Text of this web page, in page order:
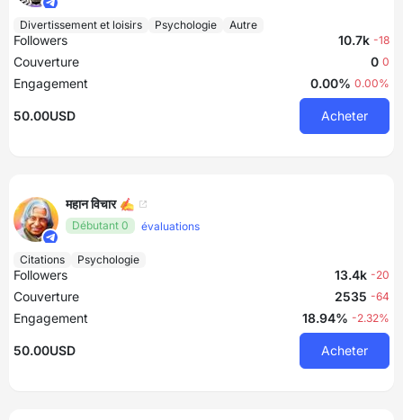
Divertissement et loisirs Psychologie Autre
Followers 10.7k -18
Couverture 0 0
Engagement 0.00% 0.00%
50.00USD Acheter
महान विचार ✍️
Débutant 0 évaluations
Citations Psychologie
Followers 13.4k -20
Couverture 2535 -64
Engagement 18.94% -2.32%
50.00USD Acheter